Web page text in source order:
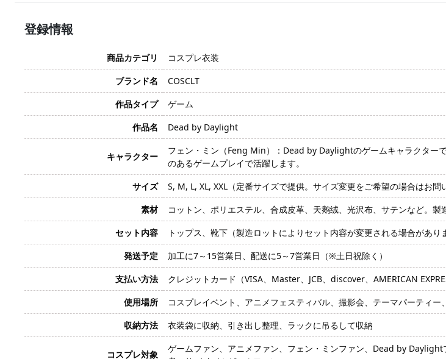
登録情報
商品カテゴリ
コスプレ衣装
ブランド名
COSCLT
作品タイプ
ゲーム
作品名
Dead by Daylight
キャラクター
フェン・ミン（Feng Min）：Dead by Daylightのゲームキャラクター
のあるゲームプレイで活躍します。
サイズ
S, M, L, XL, XXL（定番サイズで提供。サイズ変更をご希望の場合はお問
素材
コットン、ポリエステル、合成皮革、天鹅绒、光沢布、サテンなど。製
セット内容
トップス、靴下（製造ロットによりセット内容が変更される場合があり
発送予定
加工に7～15営業日、配送に5～7営業日（※土日祝除く）
支払い方法
クレジットカード（VISA、Master、JCB、discover、AMERICAN
使用場所
コスプレイベント、アニメフェスティバル、撮影会、テーマパーティ
収納方法
衣装袋に収納、引き出し整理、ラックに吊るして収納
コスプレ対象
ゲームファン、アニメファン、フェン・ミンファン、Dead by